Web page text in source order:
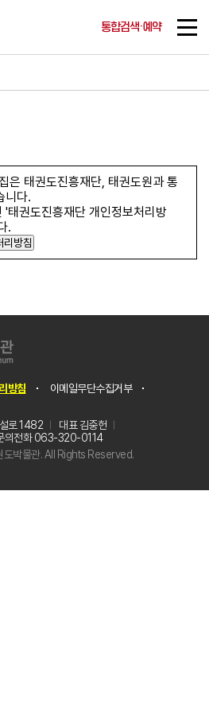
통합검색·예약
은 태권도진흥재단, 태권도원과 통
니다.
태권도진흥재단 개인정보처리방
.
리방침
방침
이메일무단수집거부
로 1482
대표 김중헌
의전화 063-320-0114
박물관. All Rights Reserved.